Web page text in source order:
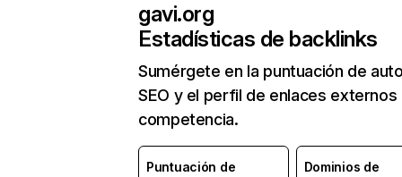
gavi.org
Estadísticas de backlinks
Sumérgete en la puntuación de
SEO y el perfil de enlaces externos
competencia.
Puntuación de
Dominios de